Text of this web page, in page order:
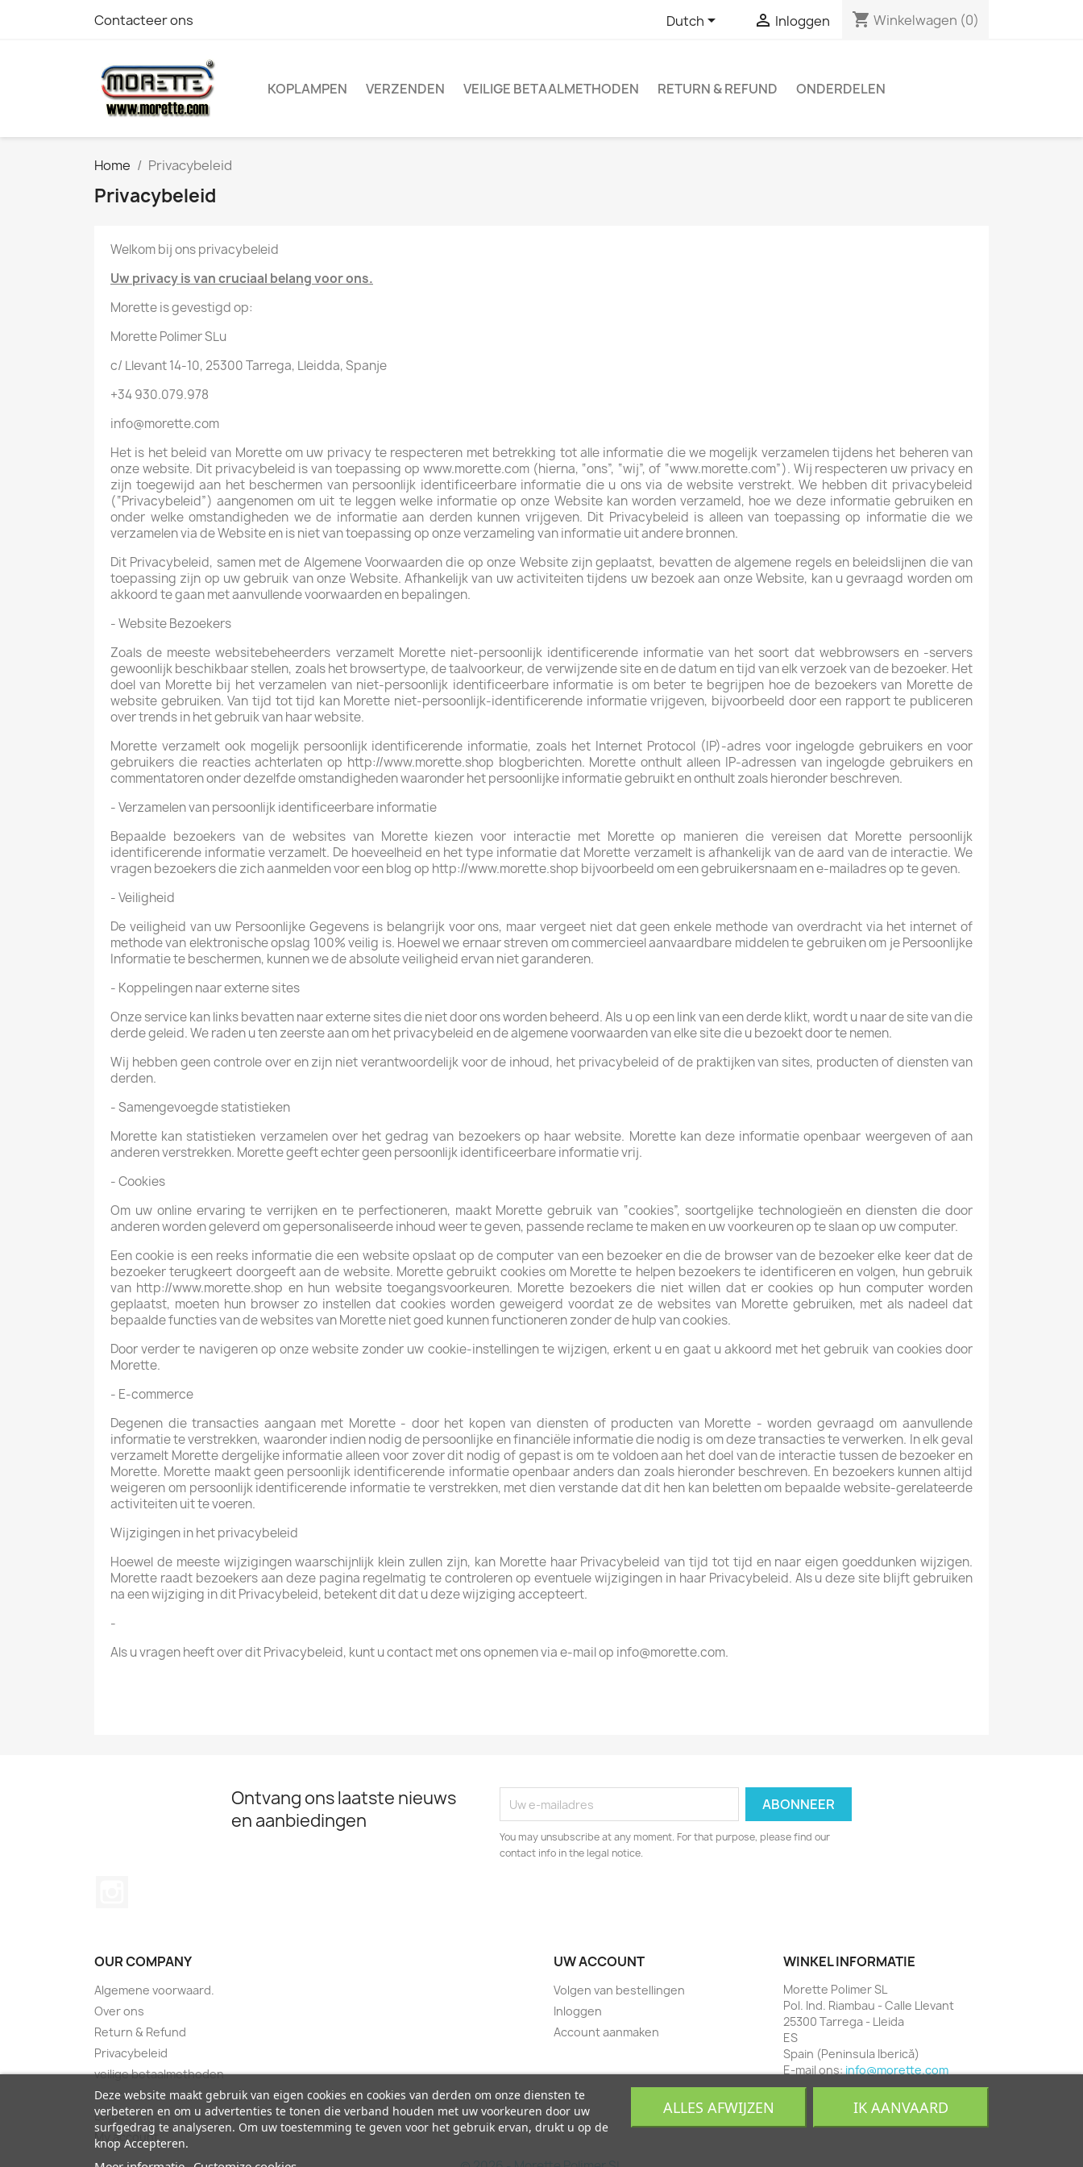
Contacteer ons Dutch  Inloggen shopping_cart Winkelwagen (0)
KOPLAMPEN VERZENDEN VEILIGE BETAALMETHODEN RETURN & REFUND ONDERDELEN
Home Privacybeleid
Privacybeleid
Welkom bij ons privacybeleid
Uw privacy is van cruciaal belang voor ons.
Morette is gevestigd op:
Morette Polimer SLu
c/ Llevant 14-10, 25300 Tarrega, Lleidda, Spanje
+34 930.079.978
info@morette.com
Het is het beleid van Morette om uw privacy te respecteren met betrekking tot alle informatie die we mogelijk verzamelen tijdens het beheren van
onze website. Dit privacybeleid is van toepassing op www.morette.com (hierna, “ons”, “wij”, of “www.morette.com”). Wij respecteren uw privacy en
zijn toegewijd aan het beschermen van persoonlijk identificeerbare informatie die u ons via de website verstrekt. We hebben dit privacybeleid
(“Privacybeleid”) aangenomen om uit te leggen welke informatie op onze Website kan worden verzameld, hoe we deze informatie gebruiken en
onder welke omstandigheden we de informatie aan derden kunnen vrijgeven. Dit Privacybeleid is alleen van toepassing op informatie die we
verzamelen via de Website en is niet van toepassing op onze verzameling van informatie uit andere bronnen.
Dit Privacybeleid, samen met de Algemene Voorwaarden die op onze Website zijn geplaatst, bevatten de algemene regels en beleidslijnen die van
toepassing zijn op uw gebruik van onze Website. Afhankelijk van uw activiteiten tijdens uw bezoek aan onze Website, kan u gevraagd worden om
akkoord te gaan met aanvullende voorwaarden en bepalingen.
- Website Bezoekers
Zoals de meeste websitebeheerders verzamelt Morette niet-persoonlijk identificerende informatie van het soort dat webbrowsers en -servers
gewoonlijk beschikbaar stellen, zoals het browsertype, de taalvoorkeur, de verwijzende site en de datum en tijd van elk verzoek van de bezoeker. Het
doel van Morette bij het verzamelen van niet-persoonlijk identificeerbare informatie is om beter te begrijpen hoe de bezoekers van Morette de
website gebruiken. Van tijd tot tijd kan Morette niet-persoonlijk-identificerende informatie vrijgeven, bijvoorbeeld door een rapport te publiceren
over trends in het gebruik van haar website.
Morette verzamelt ook mogelijk persoonlijk identificerende informatie, zoals het Internet Protocol (IP)-adres voor ingelogde gebruikers en voor
gebruikers die reacties achterlaten op http://www.morette.shop blogberichten. Morette onthult alleen IP-adressen van ingelogde gebruikers en
commentatoren onder dezelfde omstandigheden waaronder het persoonlijke informatie gebruikt en onthult zoals hieronder beschreven.
- Verzamelen van persoonlijk identificeerbare informatie
Bepaalde bezoekers van de websites van Morette kiezen voor interactie met Morette op manieren die vereisen dat Morette persoonlijk
identificerende informatie verzamelt. De hoeveelheid en het type informatie dat Morette verzamelt is afhankelijk van de aard van de interactie. We
vragen bezoekers die zich aanmelden voor een blog op http://www.morette.shop bijvoorbeeld om een gebruikersnaam en e-mailadres op te geven.
- Veiligheid
De veiligheid van uw Persoonlijke Gegevens is belangrijk voor ons, maar vergeet niet dat geen enkele methode van overdracht via het internet of
methode van elektronische opslag 100% veilig is. Hoewel we ernaar streven om commercieel aanvaardbare middelen te gebruiken om je Persoonlijke
Informatie te beschermen, kunnen we de absolute veiligheid ervan niet garanderen.
- Koppelingen naar externe sites
Onze service kan links bevatten naar externe sites die niet door ons worden beheerd. Als u op een link van een derde klikt, wordt u naar de site van die
derde geleid. We raden u ten zeerste aan om het privacybeleid en de algemene voorwaarden van elke site die u bezoekt door te nemen.
Wij hebben geen controle over en zijn niet verantwoordelijk voor de inhoud, het privacybeleid of de praktijken van sites, producten of diensten van
derden.
- Samengevoegde statistieken
Morette kan statistieken verzamelen over het gedrag van bezoekers op haar website. Morette kan deze informatie openbaar weergeven of aan
anderen verstrekken. Morette geeft echter geen persoonlijk identificeerbare informatie vrij.
- Cookies
Om uw online ervaring te verrijken en te perfectioneren, maakt Morette gebruik van “cookies”, soortgelijke technologieën en diensten die door
anderen worden geleverd om gepersonaliseerde inhoud weer te geven, passende reclame te maken en uw voorkeuren op te slaan op uw computer.
Een cookie is een reeks informatie die een website opslaat op de computer van een bezoeker en die de browser van de bezoeker elke keer dat de
bezoeker terugkeert doorgeeft aan de website. Morette gebruikt cookies om Morette te helpen bezoekers te identificeren en volgen, hun gebruik
van http://www.morette.shop en hun website toegangsvoorkeuren. Morette bezoekers die niet willen dat er cookies op hun computer worden
geplaatst, moeten hun browser zo instellen dat cookies worden geweigerd voordat ze de websites van Morette gebruiken, met als nadeel dat
bepaalde functies van de websites van Morette niet goed kunnen functioneren zonder de hulp van cookies.
Door verder te navigeren op onze website zonder uw cookie-instellingen te wijzigen, erkent u en gaat u akkoord met het gebruik van cookies door
Morette.
- E-commerce
Degenen die transacties aangaan met Morette - door het kopen van diensten of producten van Morette - worden gevraagd om aanvullende
informatie te verstrekken, waaronder indien nodig de persoonlijke en financiële informatie die nodig is om deze transacties te verwerken. In elk geval
verzamelt Morette dergelijke informatie alleen voor zover dit nodig of gepast is om te voldoen aan het doel van de interactie tussen de bezoeker en
Morette. Morette maakt geen persoonlijk identificerende informatie openbaar anders dan zoals hieronder beschreven. En bezoekers kunnen altijd
weigeren om persoonlijk identificerende informatie te verstrekken, met dien verstande dat dit hen kan beletten om bepaalde website-gerelateerde
activiteiten uit te voeren.
Wijzigingen in het privacybeleid
Hoewel de meeste wijzigingen waarschijnlijk klein zullen zijn, kan Morette haar Privacybeleid van tijd tot tijd en naar eigen goeddunken wijzigen.
Morette raadt bezoekers aan deze pagina regelmatig te controleren op eventuele wijzigingen in haar Privacybeleid. Als u deze site blijft gebruiken
na een wijziging in dit Privacybeleid, betekent dit dat u deze wijziging accepteert.
-
Als u vragen heeft over dit Privacybeleid, kunt u contact met ons opnemen via e-mail op info@morette.com.
Ontvang ons laatste nieuws
en aanbiedingen
You may unsubscribe at any moment. For that purpose, please find our
contact info in the legal notice.
OUR COMPANY
Algemene voorwaard.
Over ons
Return & Refund
Privacybeleid
veilige betaalmethoden
Contact us
Login
My account
UW ACCOUNT
Volgen van bestellingen
Inloggen
Account aanmaken
WINKEL INFORMATIE
Morette Polimer SL
Pol. Ind. Riambau - Calle Llevant
25300 Tarrega - Lleida
ES
Spain (Peninsula Iberică)
E-mail ons:info@morette.com
Deze website maakt gebruik van eigen cookies en cookies van derden om onze diensten te
verbeteren en om u advertenties te tonen die verband houden met uw voorkeuren door uw
surfgedrag te analyseren. Om uw toestemming te geven voor het gebruik ervan, drukt u op de
knop Accepteren.
ALLES AFWIJZEN IK AANVAARD